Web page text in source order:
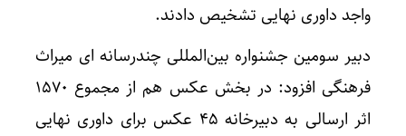
واجد داوری نهایی تشخیص دادند.
دبیر سومین جشنواره بین‌المللی چندرسانه ای میراث
فرهنگی افزود: در بخش عکس هم از مجموع ١۵٧٠
اثر ارسالی به دبیرخانه ۴۵ عکس برای داوری نهایی